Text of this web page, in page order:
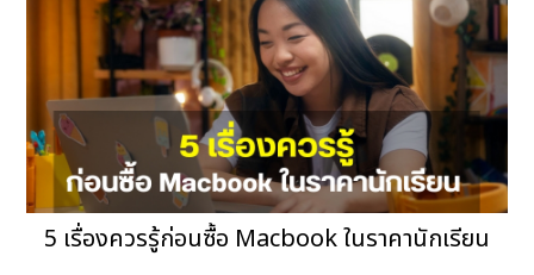
5 เรื่องควรรู้ก่อนซื้อ Macbook ในราคานักเรียน